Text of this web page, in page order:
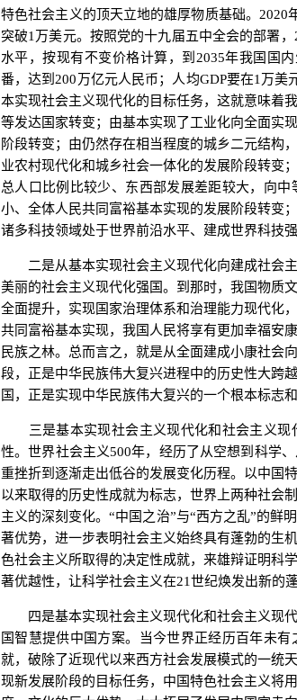
特色社会主义的顶天立地的雄厚物质基础。2020
突破1万美元。按照党的十九届五中全会的部署
水平，按现有不变价格计算，到2035年我国国
番，达到200万亿元人民币；人均GDP要在1万
本实现社会主义现代化的目标任务，这就意味着
等发达国家转变；由基本实现了工业化向全面实
阶段转变；由仍然存在相当程度的城乡二元结构
业农村现代化和城乡社会一体化的发展阶段转变
总人口比例比较少、东西部发展差距较大，向
小、全体人民共同富裕基本实现的发展阶段转变
诸多科技领域处于世界前沿水平、建成世界科技
二是从基本实现社会主义现代化向建成社会主
美丽的社会主义现代化强国。到那时，我国物质
全面提升，实现国家治理体系和治理能力现代化
共同富裕基本实现，我国人民将享有更加幸福安
民族之林。总而言之，就是从全面建成小康社会
段，正是中华民族伟大复兴进程中的历史性大跨
国，正是实现中华民族伟大复兴的一个根本标志和
三是基本实现社会主义现代化和社会主义现
性。世界社会主义500年，经历了从空想到科学
重挫折到逐渐走出低谷的发展变化历程。以中国
以来取得的历史性成就为标志，世界上两种社会
主义的深刻变化。“中国之治”与“西方之乱”的鲜
著优势，进一步表明社会主义始终具有蓬勃的生
色社会主义所取得的决定性成就，来雄辩证明科
著优越性，让科学社会主义在21世纪焕发出新的蓬
四是基本实现社会主义现代化和社会主义现代
国智慧提供中国方案。当今世界正经历百年未
就，破除了近现代以来西方社会发展模式的一统
现新发展阶段的目标任务，中国特色社会主义将